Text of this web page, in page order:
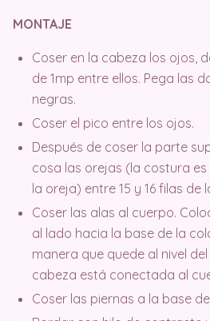
MONTAJE
Coser en la cabeza los ojos,
de 1mp entre ellos. Pega las
negras.
Coser el pico entre los ojos.
Después de coser la parte
cosa las orejas (la costura
la oreja) entre 15 y 16 filas de
Coser las alas al cuerpo.
al lado hacia la base de la
manera que quede al nivel
cabeza está conectada al
Coser las piernas a la base